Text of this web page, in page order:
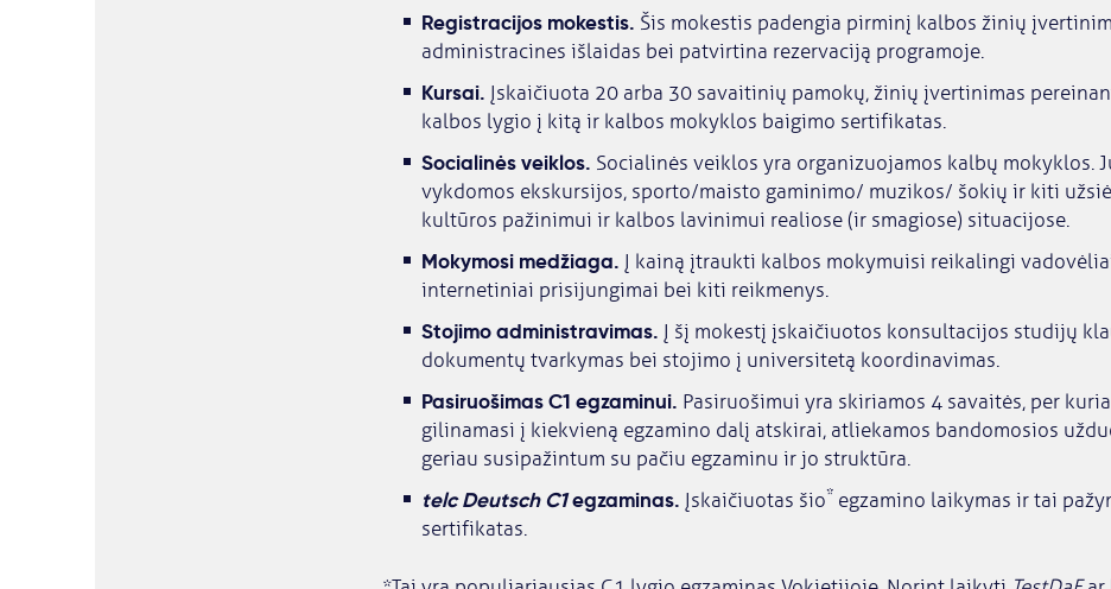
Registracijos mokestis. Šis mokestis padengia pirminį kalbos žinių
administracines išlaidas bei patvirtina rezervaciją programoje.
Kursai. Įskaičiuota 20 arba 30 savaitinių pamokų, žinių įvertinimas
kalbos lygio į kitą ir kalbos mokyklos baigimo sertifikatas.
Socialinės veiklos. Socialinės veiklos yra organizuojamos kalbų mokyklos.
vykdomos ekskursijos, sporto/maisto gaminimo/ muzikos/ šokių ir kiti
kultūros pažinimui ir kalbos lavinimui realiose (ir smagiose) situacijose.
Mokymosi medžiaga. Į kainą įtraukti kalbos mokymuisi reikalingi
internetiniai prisijungimai bei kiti reikmenys.
Stojimo administravimas. Į šį mokestį įskaičiuotos konsultacijos studijų
dokumentų tvarkymas bei stojimo į universitetą koordinavimas.
Pasiruošimas C1 egzaminui. Pasiruošimui yra skiriamos 4 savaitės, per
gilinamasi į kiekvieną egzamino dalį atskirai, atliekamos bandomosios
geriau susipažintum su pačiu egzaminu ir jo struktūra.
telc Deutsch C1egzaminas. Įskaičiuotas šio* egzamino laikymas ir tai
sertifikatas.